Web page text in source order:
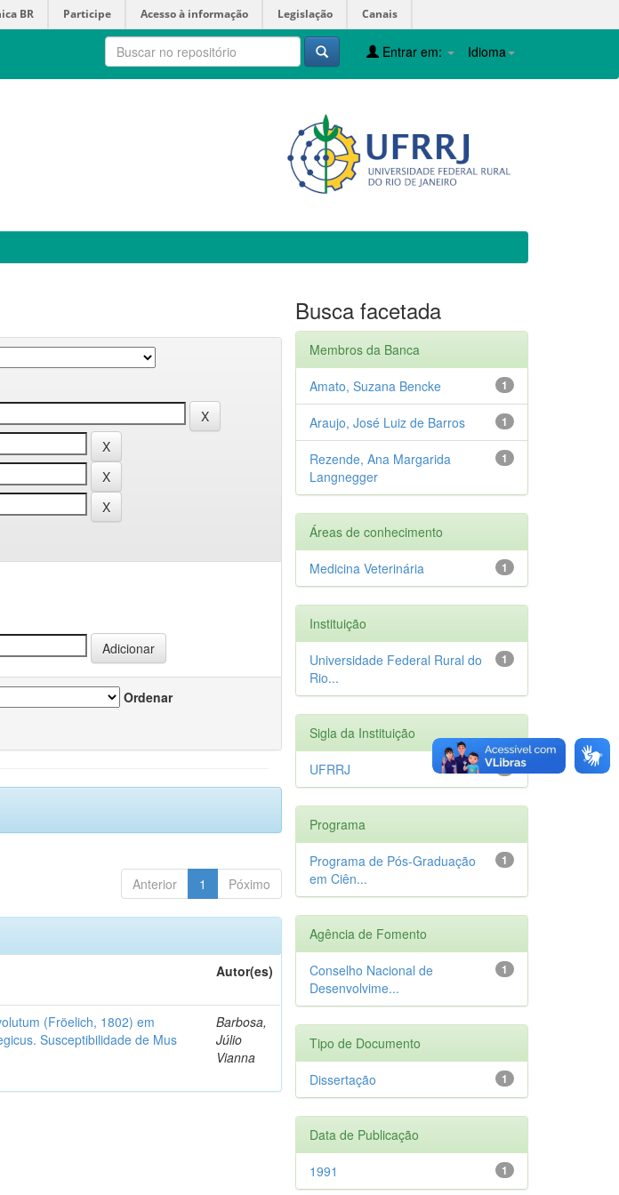
BR Participe Acesso à informação Legislação Canais
Idioma
Entrar em:
Ordenar
Anterior 1 Póximo
Autor(es)
(Fröelich, 1802) em
Susceptibilidade de Mus
Barbosa,
Júlio
Vianna
Busca facetada
Membros da Banca
1
Amato, Suzana Bencke
1
Araujo, José Luiz de Barros
1
Rezende, Ana Margarida
Langnegger
Áreas de conhecimento
1
Medicina Veterinária
Instituição
1
Universidade Federal Rural do
Rio...
Sigla da Instituição
1
UFRRJ
Programa
1
Programa de Pós-Graduação
em Ciên...
Agência de Fomento
1
Conselho Nacional de
Desenvolvime...
Tipo de Documento
1
Dissertação
Data de Publicação
1
1991